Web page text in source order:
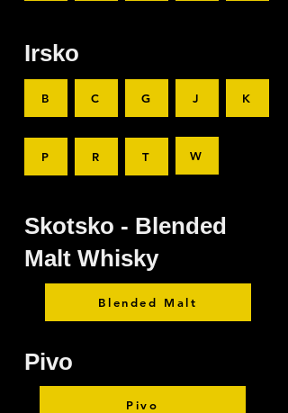
Irsko
B C G J K
P R T W
Skotsko - Blended
Malt Whisky
Blended Malt
Pivo
Pivo